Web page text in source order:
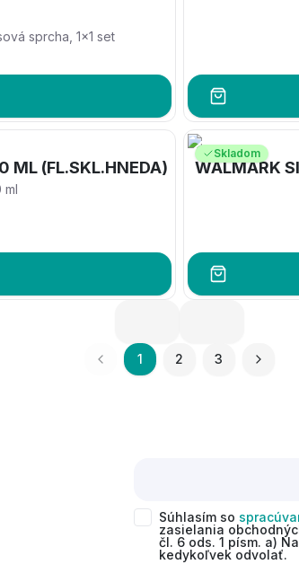
sprcha, 1x1 set
ML (FL.SKL.HNEDA)
ml
Skladom
WALMARK
1 2 3
Súhlasím so
zasielania
čl. 6 ods. 1 písm. a)
kedykoľvek odvolať.